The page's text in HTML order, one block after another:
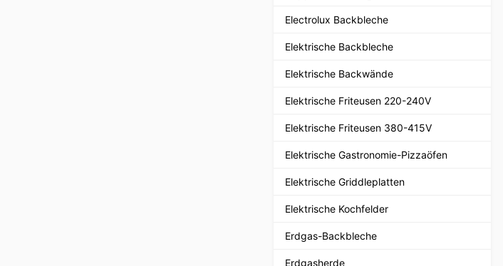
Electrolux Backbleche
Elektrische Backbleche
Elektrische Backwände
Elektrische Friteusen 220-240V
Elektrische Friteusen 380-415V
Elektrische Gastronomie-Pizzaöfen
Elektrische Griddleplatten
Elektrische Kochfelder
Erdgas-Backbleche
Erdgasherde